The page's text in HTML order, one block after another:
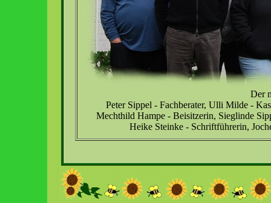
Der
Peter Sippel - Fachberater, Ulli Milde -
Mechthild Hampe - Beisitzerin, Sieglinde
Heike Steinke - Schriftführerin,